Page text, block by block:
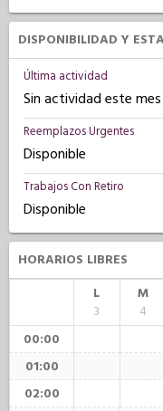
DISPONIBILIDAD Y
Última actividad
Sin actividad este mes
Reemplazos Urgentes
Disponible
Trabajos Con Retiro
Disponible
HORARIOS LIBRES
L
3
M
4
00:00
01:00
02:00